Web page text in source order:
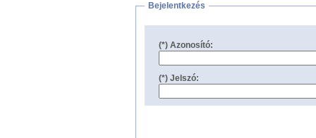
Bejelentkezés
(*) Azonosító:
(*) Jelszó: